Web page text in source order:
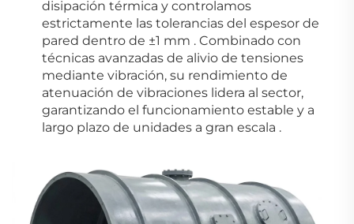
disipación térmica y controlamos
estrictamente las tolerancias del espesor de
pared dentro de ±1 mm . Combinado con
técnicas avanzadas de alivio de tensiones
mediante vibración, su rendimiento de
atenuación de vibraciones lidera al sector,
garantizando el funcionamiento estable y a
largo plazo de unidades a gran escala .